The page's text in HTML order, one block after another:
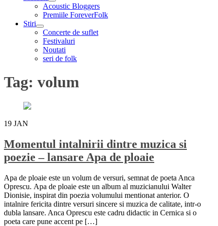
expand
child
menu
Acoustic Bloggers
Premiile ForeverFolk
Stiri
expand
child
menu
Concerte de suflet
Festivaluri
Noutati
seri de folk
Tag: volum
19 JAN
Momentul intalnirii dintre muzica si
poezie – lansare Apa de ploaie
Apa de ploaie este un volum de versuri, semnat de poeta Anca
Oprescu. Apa de ploaie este un album al muzicianului Walter
Dionisie, inspirat din poezia volumului mentionat anterior. O
intalnire fericita dintre versuri sincere si muzica de calitate, intr-o
dubla lansare. Anca Oprescu este cadru didactic in Cernica si o
poeta care pune accent pe […]